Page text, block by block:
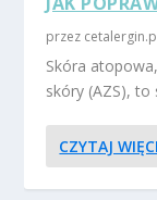
przez
Skóra
skóry (AZS), to
CZYTAJ